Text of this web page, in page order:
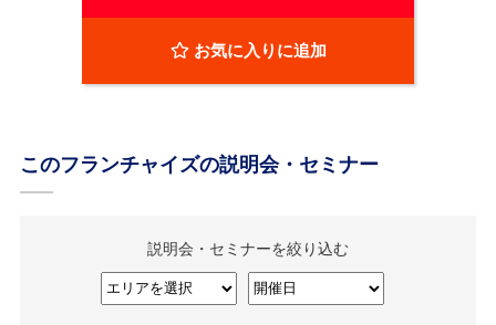
お気に入りに追加
このフランチャイズの説明会・セミナー
説明会・セミナーを絞り込む